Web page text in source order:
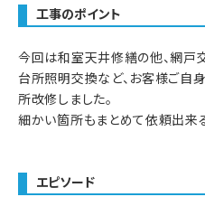
工事のポイント
今回は和室天井修繕の他、網戸
台所照明交換など、お客様ご自
所改修しました。
細かい箇所もまとめて依頼出来
エピソード